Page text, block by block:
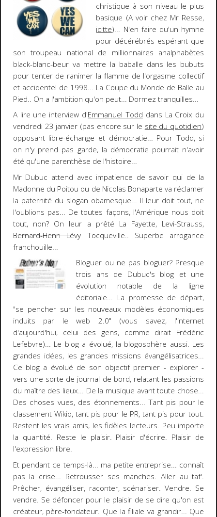
christique à son niveau le plus
basique (A voir chez Mr Resse,
icitte)... N'en faire qu'un hymne
pour décérébrés espérant que
son troupeau national de millionnaires analphabètes
black-blanc-beur va mettre la baballe dans les bubuts
pour tenter de ranimer la flamme de l'orgasme collectif
et accidentel de 1998... La Coupe du Monde de Balle au
Pied.. On a l'ambition qu'on peut... Dormez tranquilles...
A lire une interview d'Emmanuel Todd dans La Croix du
vendredi 23 janvier (pas encore sur le site du quotidien)
opposant libre-échange et démocratie... Pour Todd, si
on n'y prend pas garde, la démocratie pourrait n'avoir
été qu'une parenthèse de l'histoire...
Mr Dubuc attend avec impatience de savoir qui de la
Madonne du Poitou ou de Nicolas Bonaparte va réclamer
la paternité du slogan obamesque... Il leur doit tout, ne
l'oublions pas... De toutes façons, l'Amérique nous doit
tout, non? On leur a prêté La Fayette, Levi-Strauss,
Bernard-Henri LévyTocqueville.. Superbe arrogance
franchouille...
Bloguer ou ne pas bloguer?Presque
trois ans de Dubuc's blog et une
évolution notable de la ligne
éditoriale... La promesse de départ,
"se pencher sur les nouveaux modèles économiques
induits par le web 2.0" (vous savez, l'internet
d'aujourd'hui, celui des gens, comme dirait Frédéric
Lefebvre)... Le blog a évolué, la blogosphère aussi. Les
grandes idées, les grandes missions évangélisatrices...
Ce blog a évolué de son objectif premier - explorer -
vers une sorte de journal de bord, relatant les passions
du maître des lieux... De la musique avant toute chose...
Des choses vues, des étonnements... Tant pis pour le
classement Wikio, tant pis pour le PR, tant pis pour tout.
Restent les vrais amis, les fidèles lecteurs. Peu importe
la quantité. Reste le plaisir. Plaisir d'écrire. Plaisir de
l'expression libre.
Et pendant ce temps-là... ma petite entreprise... connaît
pas la crise... Retrousser ses manches. Aller au taf'.
Prêcher, évangéliser, raconter, scénariser. Vendre. Se
vendre. Se défoncer pour le plaisir de se dire qu'on est
créateur, père-fondateur. Que la filiale va grandir... Que